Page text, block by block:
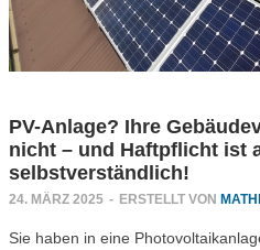
PV-Anlage? Ihre
nicht – und Haftpflicht ist
selbstverständlich!
24. MÄRZ 2025 - ERSTELLT VON
Sie haben in eine